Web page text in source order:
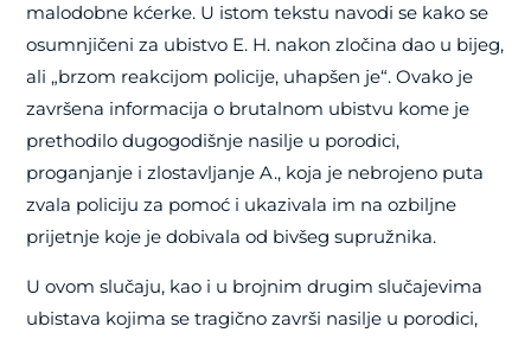
malodobne kćerke. U istom tekstu navodi se kako se
osumnjičeni za ubistvo E. H. nakon zločina dao u bijeg,
ali „brzom reakcijom policije, uhapšen je“. Ovako je
završena informacija o brutalnom ubistvu kome je
prethodilo dugogodišnje nasilje u porodici,
proganjanje i zlostavljanje A., koja je nebrojeno puta
zvala policiju za pomoć i ukazivala im na ozbiljne
prijetnje koje je dobivala od bivšeg supružnika.
U ovom slučaju, kao i u brojnim drugim slučajevima
ubistava kojima se tragično završi nasilje u porodici,